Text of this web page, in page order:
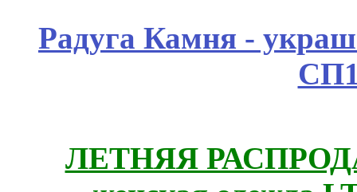
Радуга Камня -
ЛЕТНЯЯ